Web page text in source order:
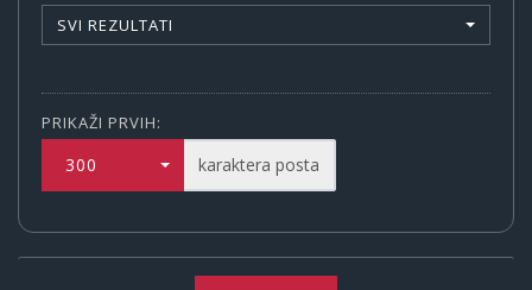
SVI REZULTATI
PRIKAŽI PRVIH:
300 karaktera posta